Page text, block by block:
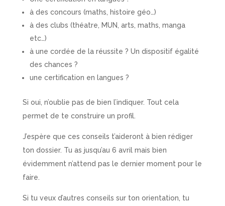
à des concours (maths, histoire géo…)
à des clubs (théatre, MUN, arts, maths, manga
etc…)
à une cordée de la réussite ? Un dispositif égalité
des chances ?
une certification en langues ?
Si oui, n’oublie pas de bien l’indiquer. Tout cela
permet de te construire un profil.
J’espère que ces conseils t’aideront à bien rédiger
ton dossier. Tu as jusqu’au 6 avril mais bien
évidemment n’attend pas le dernier moment pour le
faire.
Si tu veux d’autres conseils sur ton orientation, tu